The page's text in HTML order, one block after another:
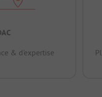
& d’expertise